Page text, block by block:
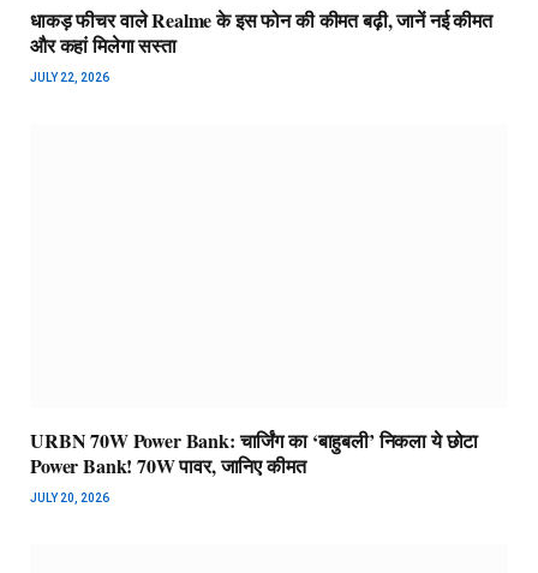
धाकड़ फीचर वाले Realme के इस फोन की कीमत बढ़ी, जानें नई कीमत
और कहां मिलेगा सस्ता
JULY 22, 2026
URBN 70W Power Bank: चार्जिंग का ‘बाहुबली’ निकला ये छोटा
Power Bank! 70W पावर, जानिए कीमत
JULY 20, 2026